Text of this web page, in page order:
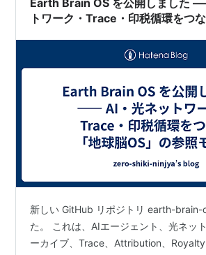
Earth Brain OS を公開しました
トワーク・Trace・印税循環をつ
新しい GitHub リポジトリ earth-brain-
た。 これは、AIエージェント、光ネッ
ーカイブ、Trace、Attribution、Royalty